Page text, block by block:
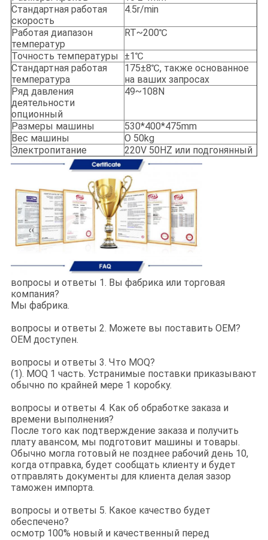
Стандартная работая
скорость
4.5r/min
Работая диапазон
температур
RT~200℃
Точность температуры
±1℃
Стандартная работая
температура
175±8℃, также основанное
на ваших запросах
Ряд давления
деятельности
опционный
49~108N
Размеры машины
530*400*475mm
Вес машины
О 50kg
Электропитание
220V 50HZ или подгонянный
вопросы и ответы 1. Вы фабрика или торговая
компания?
Мы фабрика.
вопросы и ответы 2. Можете вы поставить OEM?
OEM доступен.
вопросы и ответы 3. Что MOQ?
(1). MOQ 1 часть. Устранимые поставки приказывают
обычно по крайней мере 1 коробку.
вопросы и ответы 4. Как об обработке заказа и
времени выполнения?
После того как подтверждение заказа и получить
плату авансом, мы подготовит машины и товары.
Обычно могла готовый не позднее рабочий день 10,
когда отправка, будет сообщать клиенту и будет
отправлять документы для клиента делая зазор
таможен импорта.
вопросы и ответы 5. Какое качество будет
обеспечено?
осмотр 100% новый и качественный перед